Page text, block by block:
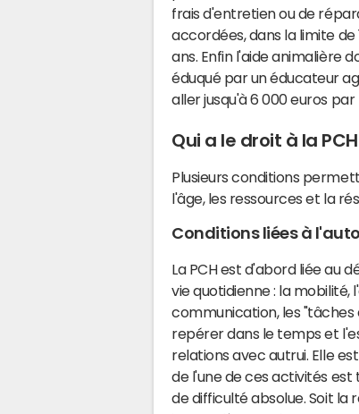
frais d'entretien ou de
accordées, dans la limite de
ans. Enfin l'aide animalière
éduqué par un éducateur
aller jusqu'à 6 000 euros par
Qui a le droit à la PCH
Plusieurs conditions
l'âge, les ressources et la
Conditions liées à
La PCH est d'abord liée au
vie quotidienne : la
communication, les "tâches
repérer dans le temps et
relations avec autrui. Elle
de l'une de ces activités
de difficulté absolue. Soit la